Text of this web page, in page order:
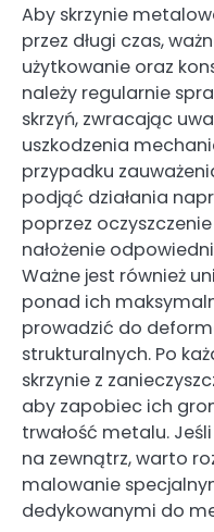
Aby skrzynie
przez długi czas,
użytkowanie oraz
należy regularnie
skrzyń, zwracając
uszkodzenia
przypadku
podjąć działania
poprzez
nałożenie
Ważne jest również
ponad ich
prowadzić do
strukturalnych. Po
skrzynie z
aby zapobiec ich
trwałość metalu.
na zewnątrz, warto
malowanie
dedykowanymi do